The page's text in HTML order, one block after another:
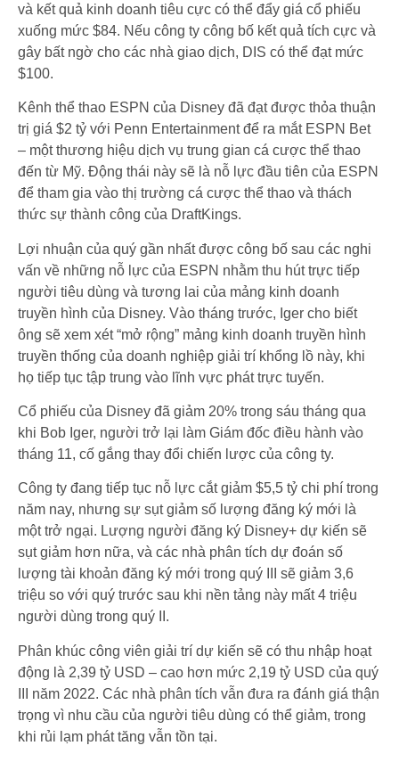
và kết quả kinh doanh tiêu cực có thể đẩy giá cổ phiếu
xuống mức $84. Nếu công ty công bố kết quả tích cực và
gây bất ngờ cho các nhà giao dịch, DIS có thể đạt mức
$100.
Kênh thể thao ESPN của Disney đã đạt được thỏa thuận
trị giá $2 tỷ với Penn Entertainment để ra mắt ESPN Bet
– một thương hiệu dịch vụ trung gian cá cược thể thao
đến từ Mỹ. Động thái này sẽ là nỗ lực đầu tiên của ESPN
để tham gia vào thị trường cá cược thể thao và thách
thức sự thành công của DraftKings.
Lợi nhuận của quý gần nhất được công bố sau các nghi
vấn về những nỗ lực của ESPN nhằm thu hút trực tiếp
người tiêu dùng và tương lai của mảng kinh doanh
truyền hình của Disney. Vào tháng trước, Iger cho biết
ông sẽ xem xét “mở rộng” mảng kinh doanh truyền hình
truyền thống của doanh nghiệp giải trí khổng lồ này, khi
họ tiếp tục tập trung vào lĩnh vực phát trực tuyến.
Cổ phiếu của Disney đã giảm 20% trong sáu tháng qua
khi Bob Iger, người trở lại làm Giám đốc điều hành vào
tháng 11, cố gắng thay đổi chiến lược của công ty.
Công ty đang tiếp tục nỗ lực cắt giảm $5,5 tỷ chi phí trong
năm nay, nhưng sự sụt giảm số lượng đăng ký mới là
một trở ngại. Lượng người đăng ký Disney+ dự kiến sẽ
sụt giảm hơn nữa, và các nhà phân tích dự đoán số
lượng tài khoản đăng ký mới trong quý III sẽ giảm 3,6
triệu so với quý trước sau khi nền tảng này mất 4 triệu
người dùng trong quý II.
Phân khúc công viên giải trí dự kiến sẽ có thu nhập hoạt
động là 2,39 tỷ USD – cao hơn mức 2,19 tỷ USD của quý
III năm 2022. Các nhà phân tích vẫn đưa ra đánh giá thận
trọng vì nhu cầu của người tiêu dùng có thể giảm, trong
khi rủi lạm phát tăng vẫn tồn tại.